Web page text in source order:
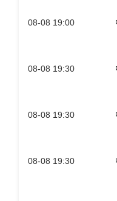
08-08 19:00
08-08 19:30
08-08 19:30
08-08 19:30